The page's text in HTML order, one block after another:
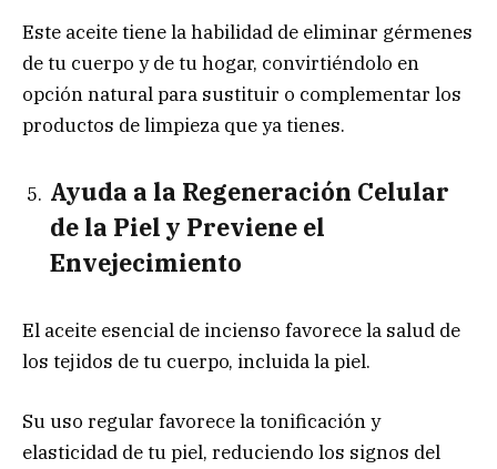
Este aceite tiene la habilidad de eliminar gérmenes
de tu cuerpo y de tu hogar, convirtiéndolo en
opción natural para sustituir o complementar los
productos de limpieza que ya tienes.
Ayuda a la Regeneración Celular
de la Piel y Previene el
Envejecimiento
El aceite esencial de incienso favorece la salud de
los tejidos de tu cuerpo, incluida la piel.
Su uso regular favorece la tonificación y
elasticidad de tu piel, reduciendo los signos del